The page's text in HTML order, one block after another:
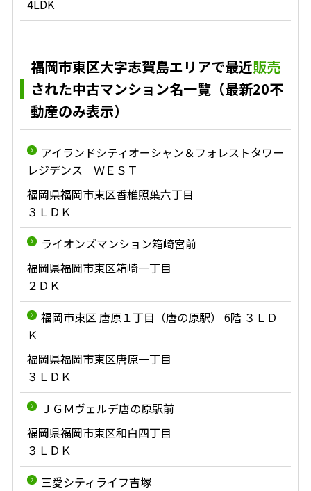
4LDK
福岡市東区大字志賀島エリアで最近販売
された中古マンション名一覧（最新20不
動産のみ表示）
アイランドシティオーシャン＆フォレストタワー
レジデンス ＷＥＳＴ
福岡県福岡市東区香椎照葉六丁目
３ＬＤＫ
ライオンズマンション箱崎宮前
福岡県福岡市東区箱崎一丁目
２ＤＫ
福岡市東区 唐原１丁目（唐の原駅） 6階 ３ＬＤ
Ｋ
福岡県福岡市東区唐原一丁目
３ＬＤＫ
ＪＧＭヴェルデ唐の原駅前
福岡県福岡市東区和白四丁目
３ＬＤＫ
三愛シティライフ吉塚